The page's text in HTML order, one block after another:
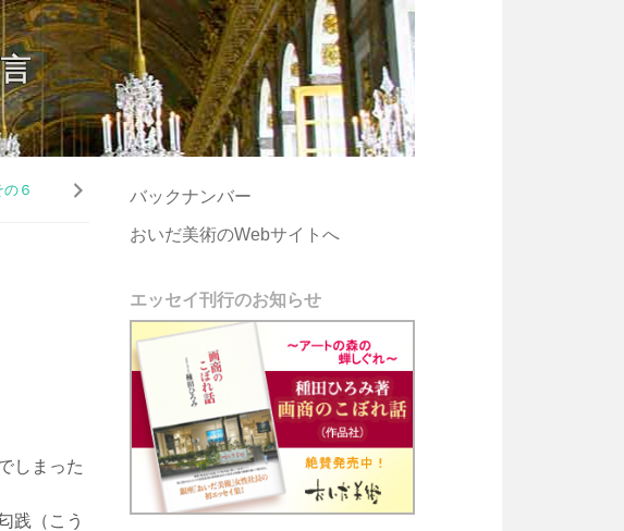
６
しまった
践（こう
バックナンバー
おいだ美術のWebサイトへ
エッセイ刊行のお知らせ